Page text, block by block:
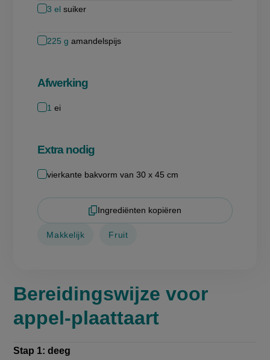
3 el suiker
225 g amandelspijs
Afwerking
1 ei
Extra nodig
vierkante bakvorm van 30 x 45 cm
Ingrediënten kopiëren
Makkelijk Fruit
Bereidingswijze voor
appel-plaattaart
Stap 1: deeg